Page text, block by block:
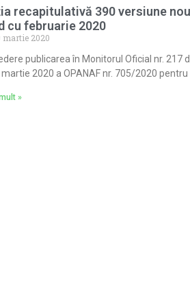
recapitulativă 390 versiune
cu februarie 2020
martie 2020
publicarea în Monitorul Oficial nr. 217
2020 a OPANAF nr. 705/2020 pentru
»